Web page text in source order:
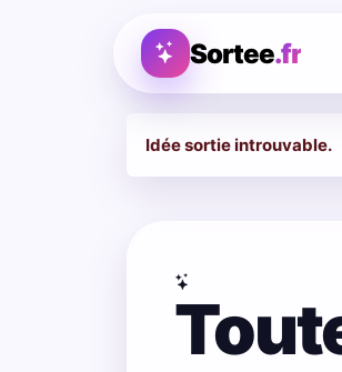
Sortee.fr
Idée sortie introuvable.